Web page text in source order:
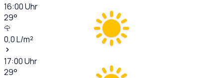
16:00Uhr
29°
0,0L/m²
17:00Uhr
29°